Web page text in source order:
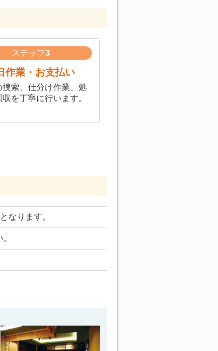
ステップ3
作業・お支払い
捜索、仕分け作業、処
を丁寧に行います。
なります。